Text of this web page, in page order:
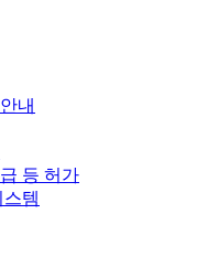
내
등 허가
템